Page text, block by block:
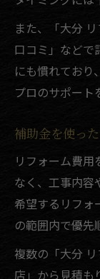
また、「大分
口コミ」などで
にも慣れており
プロのサポート
補助金を使っ
リフォーム費
なく、工事内容
希望するリフォ
の範囲内で優先
複数の「大分
店」から見積も